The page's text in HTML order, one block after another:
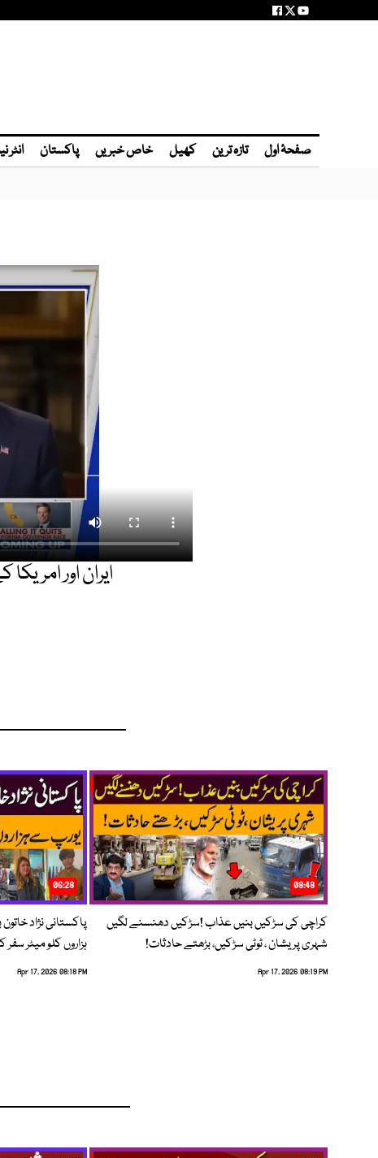
صفحۂ اول تازہ ترین کھیل خاص خبریں پاکستان انٹر
ایران اور
08:48
کراچی کی سڑکیں بنیں عذاب !سڑکیں دھنسنے لگیں
شہری پریشان ، ٹوٹی سڑکیں، بڑھتے حادثات!
Apr 17, 2026 08:19 PM
06:28
پاکستانی نژاد
ہزاروں کلو میٹر
Apr 17, 2026 08:18 PM